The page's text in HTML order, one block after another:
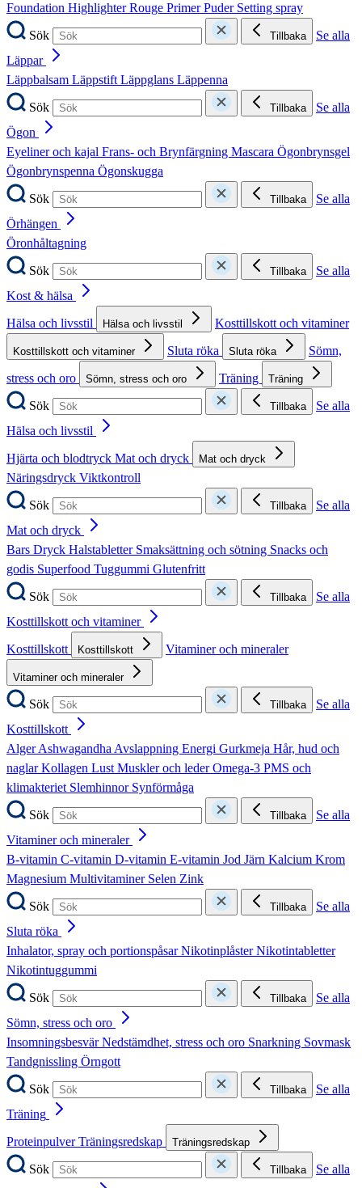
Foundation HighlighterRouge PrimerPuder Setting spray
Sök
Tillbaka
Se alla
Läppar
Läppbalsam LäppstiftLäppglans Läppenna
Sök
Tillbaka
Se alla
Ögon
Eyeliner och kajal Frans- och Brynfärgning Mascara Ögonbrynsgel
Ögonbrynspenna Ögonskugga
Sök
Tillbaka
Se alla
Örhängen
Öronhåltagning
Sök
Tillbaka
Se alla
Kost & hälsa
Hälsa och livsstil
Hälsa och livsstil Kosttillskott och vitaminer
Kosttillskott och vitaminer Sluta röka Sluta röka
Sömn,
stress och oro
Sömn, stress och oro Träning Träning
Sök Tillbaka
Se alla
Hälsa och livsstil
Hjärta och blodtryck Mat och dryck Mat och dryck
Näringsdryck Viktkontroll
Sök
Tillbaka
Se alla
Mat och dryck
Bars Dryck Halstabletter Smaksättning och sötning Snacks och
godis Superfood Tuggummi Glutenfritt
Sök
Tillbaka
Se alla
Kosttillskott och vitaminer
Kosttillskott
Kosttillskott Vitaminer och mineraler
Vitaminer och mineraler
Sök Tillbaka
Se alla
Kosttillskott
AlgerAshwagandhaAvslappning Energi Gurkmeja Hår, hud och
naglarKollagen LustMuskler och lederOmega-3 PMS och
klimakteriet Slemhinnor Synförmåga
Sök
Tillbaka
Se alla
Vitaminer och mineraler
B-vitamin C-vitamin D-vitamin E-vitamin Jod Järn Kalcium Krom
Magnesium Multivitaminer Selen Zink
Sök
Tillbaka
Se alla
Sluta röka
Inhalator, spray och portionspåsarNikotinplåsterNikotintabletter
Nikotintuggummi
Sök
Tillbaka
Se alla
Sömn, stress och oro
InsomningsbesvärNedstämdhet, stress och oro Snarkning Sovmask
Tandgnissling Örngott
Sök
Tillbaka
Se alla
Träning
ProteinpulverTräningsredskap Träningsredskap
Sök Tillbaka
Se alla